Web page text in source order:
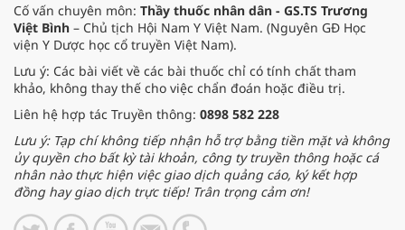
Cố vấn chuyên môn: Thầy thuốc nhân dân - GS.TS Trương
Việt Bình – Chủ tịch Hội Nam Y Việt Nam. (Nguyên GĐ Học
viện Y Dược học cổ truyền Việt Nam).
Lưu ý: Các bài viết về các bài thuốc chỉ có tính chất tham
khảo, không thay thế cho việc chẩn đoán hoặc điều trị.
Liên hệ hợp tác Truyền thông: 0898 582 228
Lưu ý: Tạp chí không tiếp nhận hỗ trợ bằng tiền mặt và không
ủy quyền cho bất kỳ tài khoản, công ty truyền thông hoặc cá
nhân nào thực hiện việc giao dịch quảng cáo, ký kết hợp
đồng hay giao dịch trực tiếp! Trân trọng cảm ơn!